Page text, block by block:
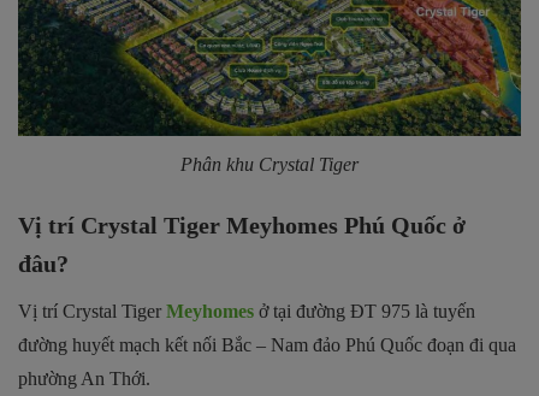
Phân khu Crystal Tiger
Vị trí Crystal Tiger Meyhomes Phú Quốc ở
đâu?
Vị trí Crystal Tiger Meyhomes ở tại đường ĐT 975 là tuyến
đường huyết mạch kết nối Bắc – Nam đảo Phú Quốc đoạn đi qua
phường An Thới.